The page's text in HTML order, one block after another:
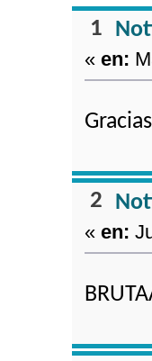
1
«en:
2
«en: